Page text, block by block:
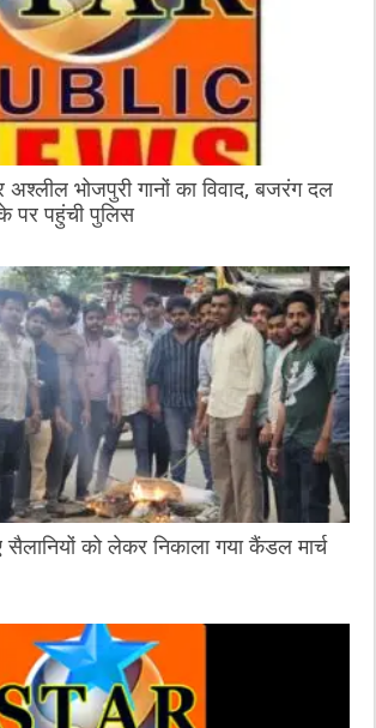
अश्लील भोजपुरी गानों का विवाद, बजरंग दल
पर पहुंची पुलिस
सैलानियों को लेकर निकाला गया कैंडल मार्च